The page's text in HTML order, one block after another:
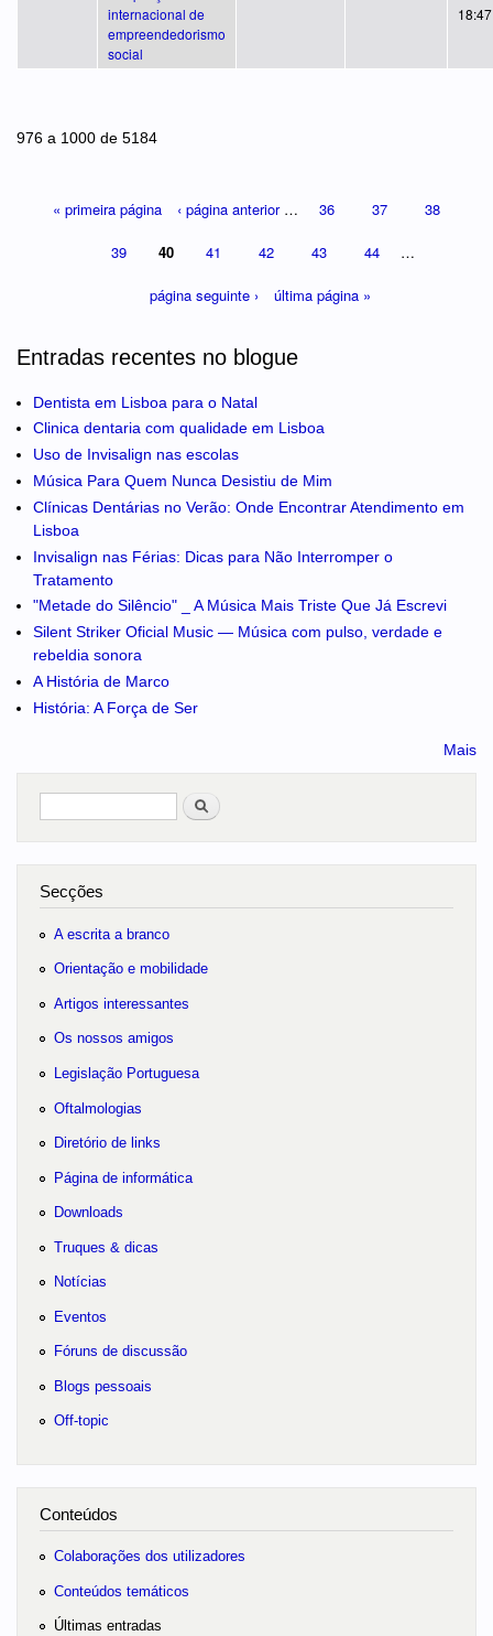
internacional de
empreendedorismo
social
18:47
976 a 1000 de 5184
« primeira página ‹ página anterior … 36 37 38
39 40 41 42 43 44 …
página seguinte › última página »
Entradas recentes no blogue
Dentista em Lisboa para o Natal
Clinica dentaria com qualidade em Lisboa
Uso de Invisalign nas escolas
Música Para Quem Nunca Desistiu de Mim
Clínicas Dentárias no Verão: Onde Encontrar Atendimento em
Lisboa
Invisalign nas Férias: Dicas para Não Interromper o
Tratamento
"Metade do Silêncio" _ A Música Mais Triste Que Já Escrevi
Silent Striker Oficial Music — Música com pulso, verdade e
rebeldia sonora
A História de Marco
História: A Força de Ser
Mais
Pesquisar
no portal
Secções
A escrita a branco
Orientação e mobilidade
Artigos interessantes
Os nossos amigos
Legislação Portuguesa
Oftalmologias
Diretório de links
Página de informática
Downloads
Truques & dicas
Notícias
Eventos
Fóruns de discussão
Blogs pessoais
Off-topic
Conteúdos
Colaborações dos utilizadores
Conteúdos temáticos
Últimas entradas